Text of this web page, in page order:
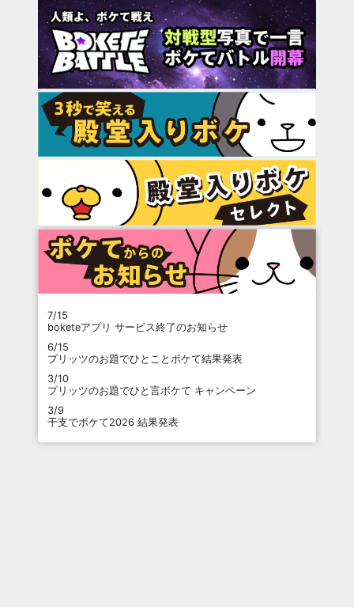
7/15
boketeアプリ サービス終了のお知らせ
6/15
プリッツのお題でひとことボケて結果発表
3/10
プリッツのお題でひと言ボケて キャンペーン
3/9
干支でボケて2026 結果発表